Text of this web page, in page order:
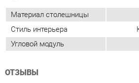
ОТЗЫВЫ
Пока нет отзывов, поделитесь первым
ДОБАВИТЬ ОТЗЫВ